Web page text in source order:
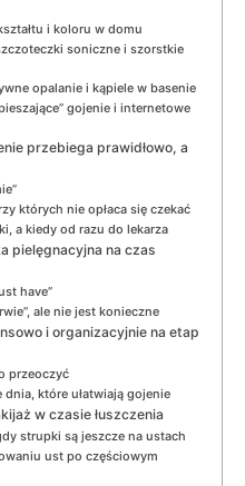
i koloru w domu
soniczne i szorstkie
opalanie i kąpiele w basenie
gojenie i internetowe
przebiega prawidłowo, a
których nie opłaca się czekać
a kiedy od razu do lekarza
pielęgnacyjna na czas
have”
ale nie jest konieczne
i organizacyjnie na etap
przeoczyć
które ułatwiają gojenie
w czasie łuszczenia
strupki są jeszcze na ustach
ust po częściowym